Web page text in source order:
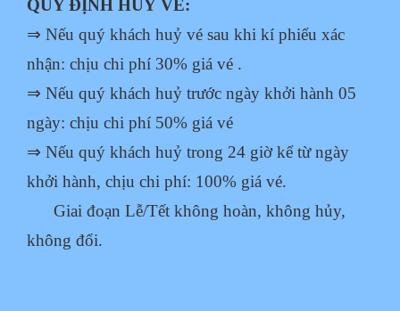
QUY ĐỊNH HUỶ VÉ:
⇒ Nếu quý khách huỷ vé sau khi kí phiếu xác
nhận: chịu chi phí 30% giá vé .
⇒ Nếu quý khách huỷ trước ngày khởi hành 05
ngày: chịu chi phí 50% giá vé
⇒ Nếu quý khách huỷ trong 24 giờ kể từ ngày
khởi hành, chịu chi phí: 100% giá vé.
Giai đoạn Lễ/Tết không hoàn, không hủy,
không đổi.